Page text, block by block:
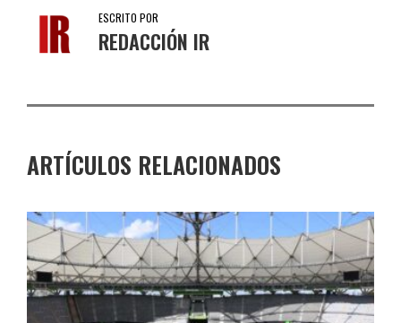
ESCRITO POR
REDACCIÓN IR
ARTÍCULOS RELACIONADOS